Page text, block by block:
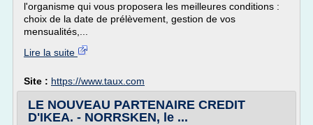
l'organisme qui vous proposera les meilleures conditions :
choix de la date de prélèvement, gestion de vos
mensualités,...
Lire la suite
Site : https://www.taux.com
LE NOUVEAU PARTENAIRE CREDIT
D'IKEA. - NORRSKEN, le ...